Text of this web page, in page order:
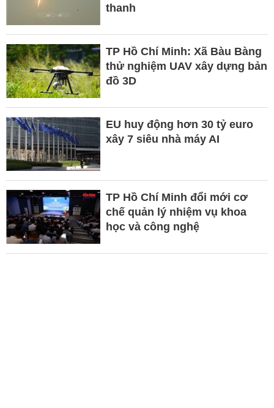
thanh
TP Hồ Chí Minh: Xã Bàu Bàng
thử nghiệm UAV xây dựng bản
đồ 3D
EU huy động hơn 30 tỷ euro
xây 7 siêu nhà máy AI
TP Hồ Chí Minh đổi mới cơ
chế quản lý nhiệm vụ khoa
học và công nghệ